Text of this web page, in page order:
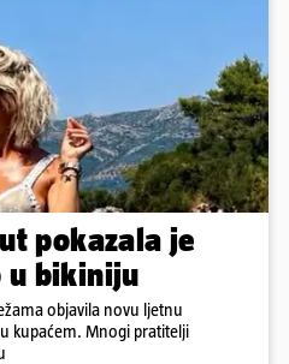
pokazala je
u bikiniju
objavila novu ljetnu
kupaćem. Mnogi pratitelji